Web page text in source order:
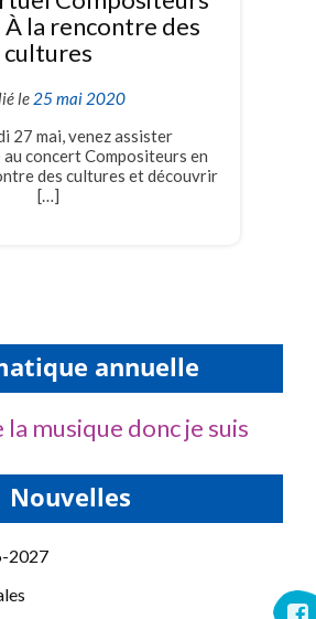
À la rencontre des
cultures
le 25 mai 2020
27 mai, venez assister
concert Compositeurs en
des cultures et découvrir
[…]
annuelle
musique donc je suis
Nouvelles
2027